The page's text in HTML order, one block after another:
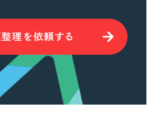
理を依頼する